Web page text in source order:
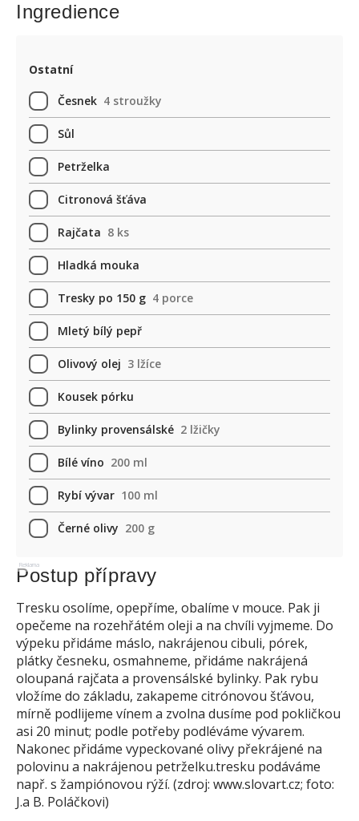
Ingredience
Ostatní
Česnek 4 stroužky
Sůl
Petrželka
Citronová šťáva
Rajčata 8 ks
Hladká mouka
Tresky po 150 g 4 porce
Mletý bílý pepř
Olivový olej 3 lžíce
Kousek pórku
Bylinky provensálské 2 lžičky
Bílé víno 200 ml
Rybí vývar 100 ml
Černé olivy 200 g
Reklama
Postup přípravy
Tresku osolíme, opepříme, obalíme v mouce. Pak ji
opečeme na rozehřátém oleji a na chvíli vyjmeme. Do
výpeku přidáme máslo, nakrájenou cibuli, pórek,
plátky česneku, osmahneme, přidáme nakrájená
oloupaná rajčata a provensálské bylinky. Pak rybu
vložíme do základu, zakapeme citrónovou šťávou,
mírně podlijeme vínem a zvolna dusíme pod pokličkou
asi 20 minut; podle potřeby podléváme vývarem.
Nakonec přidáme vypeckované olivy překrájené na
polovinu a nakrájenou petrželku.tresku podáváme
např. s žampiónovou rýží. (zdroj: www.slovart.cz; foto:
J.a B. Poláčkovi)